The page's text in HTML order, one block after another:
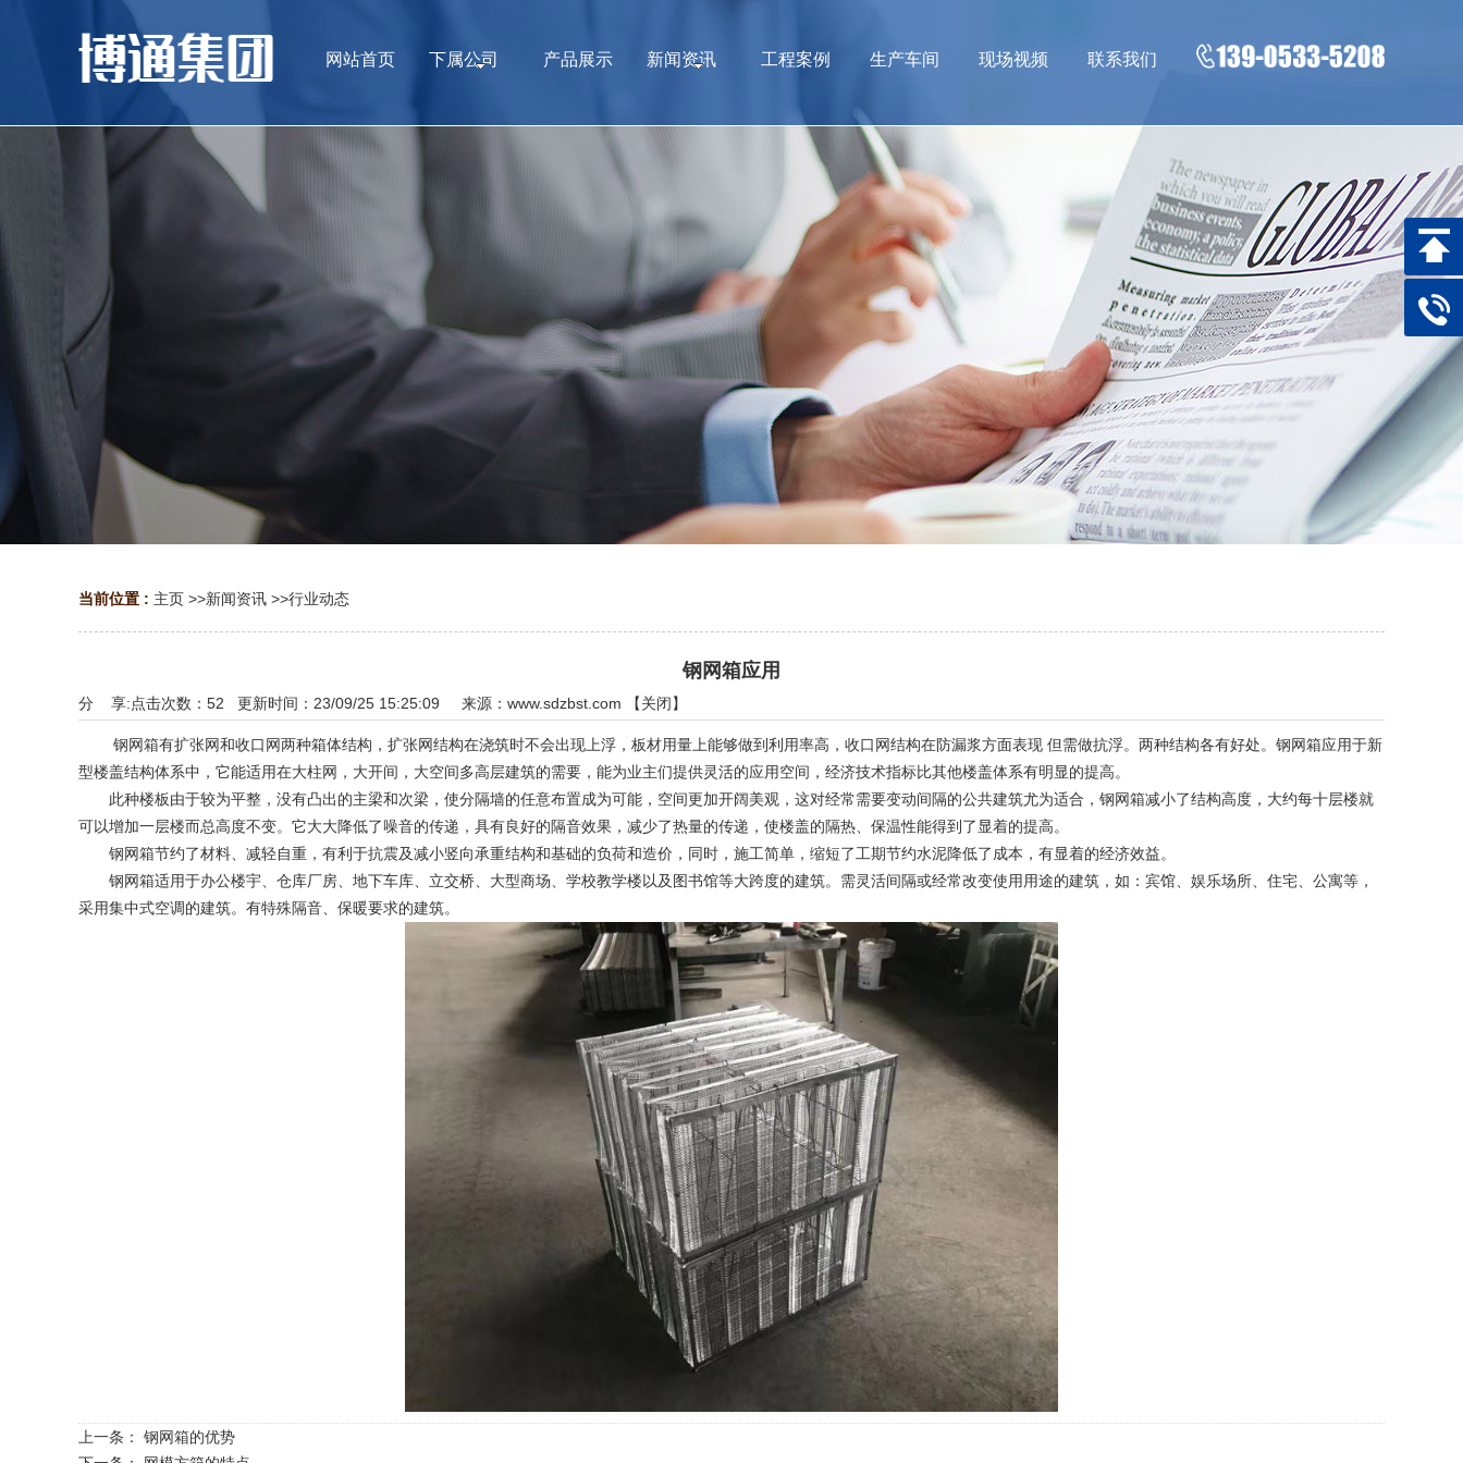
网站首页 下属公司 产品展示 新闻资讯 工程案例 生产车间 现场视频 联系我们
当前位置 : 主页 >>新闻资讯 >>行业动态
钢网箱应用
点击次数： 52 更新时间：23/09/25 15:25:09 来源： www.sdzbst.com 【关闭】
分 享:
钢网箱有扩张网和收口网两种箱体结构，扩张网结构在浇筑时不会出现上浮，板材用量上能够做到利用率高，收口网结构在防漏浆方面表现 但需做抗浮。两种结构各有好处。钢网箱应用于新
型楼盖结构体系中，它能适用在大柱网，大开间，大空间多高层建筑的需要，能为业主们提供灵活的应用空间，经济技术指标比其他楼盖体系有明显的提高。
此种楼板由于较为平整，没有凸出的主梁和次梁，使分隔墙的任意布置成为可能，空间更加开阔美观，这对经常需要变动间隔的公共建筑尤为适合，钢网箱减小了结构高度，大约每十层楼就
可以增加一层楼而总高度不变。它大大降低了噪音的传递，具有良好的隔音效果，减少了热量的传递，使楼盖的隔热、保温性能得到了显着的提高。
钢网箱节约了材料、减轻自重，有利于抗震及减小竖向承重结构和基础的负荷和造价，同时，施工简单，缩短了工期节约水泥降低了成本，有显着的经济效益。
钢网箱适用于办公楼宇、仓库厂房、地下车库、立交桥、大型商场、学校教学楼以及图书馆等大跨度的建筑。需灵活间隔或经常改变使用用途的建筑，如：宾馆、娱乐场所、住宅、公寓等，
采用集中式空调的建筑。有特殊隔音、保暖要求的建筑。
上一条： 钢网箱的优势